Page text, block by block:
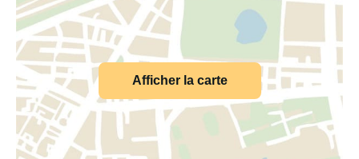
Afficher la carte